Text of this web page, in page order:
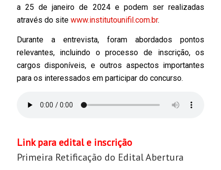
a 25 de janeiro de 2024 e podem ser realizadas
através do site www.institutounifil.com.br.
Durante a entrevista, foram abordados pontos
relevantes, incluindo o processo de inscrição, os
cargos disponíveis, e outros aspectos importantes
para os interessados em participar do concurso.
Link para edital e inscrição
Primeira Retificação do Edital Abertura